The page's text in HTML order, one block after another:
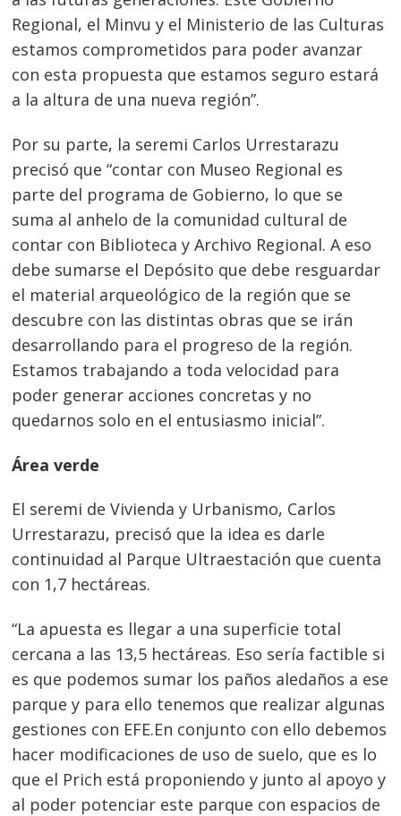
Regional, el Minvu y el Ministerio de las Culturas
estamos comprometidos para poder avanzar
con esta propuesta que estamos seguro estará
a la altura de una nueva región”.
Por su parte, la seremi Carlos Urrestarazu
precisó que “contar con Museo Regional es
parte del programa de Gobierno, lo que se
suma al anhelo de la comunidad cultural de
contar con Biblioteca y Archivo Regional. A eso
debe sumarse el Depósito que debe resguardar
el material arqueológico de la región que se
descubre con las distintas obras que se irán
desarrollando para el progreso de la región.
Estamos trabajando a toda velocidad para
poder generar acciones concretas y no
quedarnos solo en el entusiasmo inicial”.
Área verde
El seremi de Vivienda y Urbanismo, Carlos
Urrestarazu, precisó que la idea es darle
continuidad al Parque Ultraestación que cuenta
con 1,7 hectáreas.
“La apuesta es llegar a una superficie total
cercana a las 13,5 hectáreas. Eso sería factible si
es que podemos sumar los paños aledaños a ese
parque y para ello tenemos que realizar algunas
gestiones con EFE.En conjunto con ello debemos
hacer modificaciones de uso de suelo, que es lo
que el Prich está proponiendo y junto al apoyo y
al poder potenciar este parque con espacios de
Navegación
de
entradas